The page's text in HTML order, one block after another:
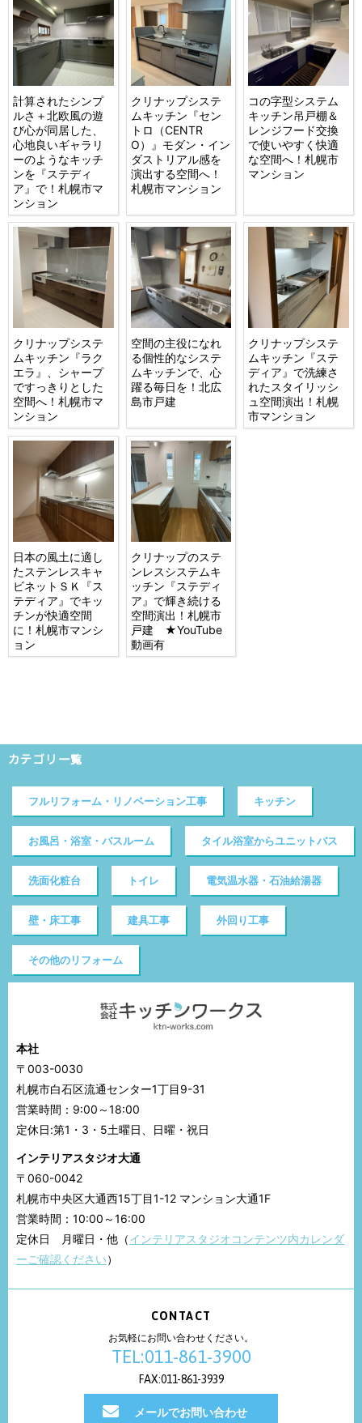
計算されたシンプ
ルさ＋北欧風の遊
び心が同居した、
心地良いギャラリ
ーのようなキッチ
ンを『ステディ
ア』で！札幌市マ
ンション
クリナップシステ
ムキッチン『セン
トロ（CENTR
O）』モダン・イン
ダストリアル感を
演出する空間へ！
札幌市マンション
コの字型システム
キッチン吊戸棚＆
レンジフード交換
で使いやすく快適
な空間へ！札幌市
マンション
クリナップシステ
ムキッチン『ラク
エラ』、シャープ
ですっきりとした
空間へ！札幌市マ
ンション
空間の主役になれ
る個性的なシステ
ムキッチンで、心
躍る毎日を！北広
島市戸建
クリナップシステ
ムキッチン『ステ
ディア』で洗練さ
れたスタイリッシ
ュ空間演出！札幌
市マンション
日本の風土に適し
たステンレスキャ
ビネットＳＫ『ス
テディア』でキッ
チンが快適空間
に！札幌市マンシ
ョン
クリナップのステ
ンレスシステムキ
ッチン『ステディ
ア』で輝き続ける
空間演出！札幌市
戸建 ★YouTube
動画有
カテゴリ一覧
フルリフォーム・リノベーション工事 キッチン
お風呂・浴室・バスルーム タイル浴室からユニットバス
洗面化粧台 トイレ 電気温水器・石油給湯器
壁・床工事 建具工事 外回り工事
その他のリフォーム
本社
〒003-0030
札幌市白石区流通センター1丁目9-31
営業時間：9:00～18:00
定休日:第1・3・5土曜日、日曜・祝日
インテリアスタジオ大通
〒060-0042
札幌市中央区大通西15丁目1-12 マンション大通1F
営業時間：10:00～16:00
定休日 月曜日・他（インテリアスタジオコンテンツ内カレンダ
ーご確認ください）
CONTACT
お気軽にお問い合わせください。
TEL:011-861-3900
FAX:011-861-3939
メールでお問い合わせ